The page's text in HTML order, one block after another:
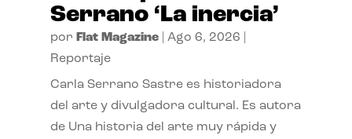
Serrano ‘La inercia’
por Flat Magazine| Ago 6, 2026
Reportaje
Carla Serrano Sastre es historiadora
del arte y divulgadora cultural. Es autora
de Una historia del arte muy rápida y